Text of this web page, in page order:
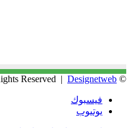
© Copyright 2026, All Rights Reserved |
Designetweb
فيسبوك
يوتيوب